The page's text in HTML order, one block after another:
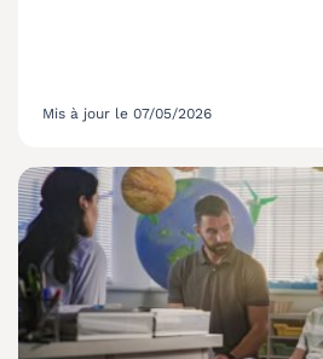
Mis à jour le 07/05/2026